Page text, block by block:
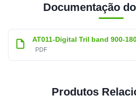
Documentação
AT011-Digital Tril band 900-
PDF
Produtos